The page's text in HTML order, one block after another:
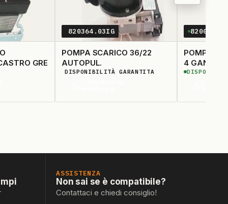
MAGNETICA INCASTRO GRE
820364.03IG
POMPA SCARICO 36/22
AUTOPUL.
DISPONIBILITÀ GARANTITA
POMPA
4 GANCI
ASSISTENZA
Non sai se è compatibile?
Contattaci e chiedi consiglio!